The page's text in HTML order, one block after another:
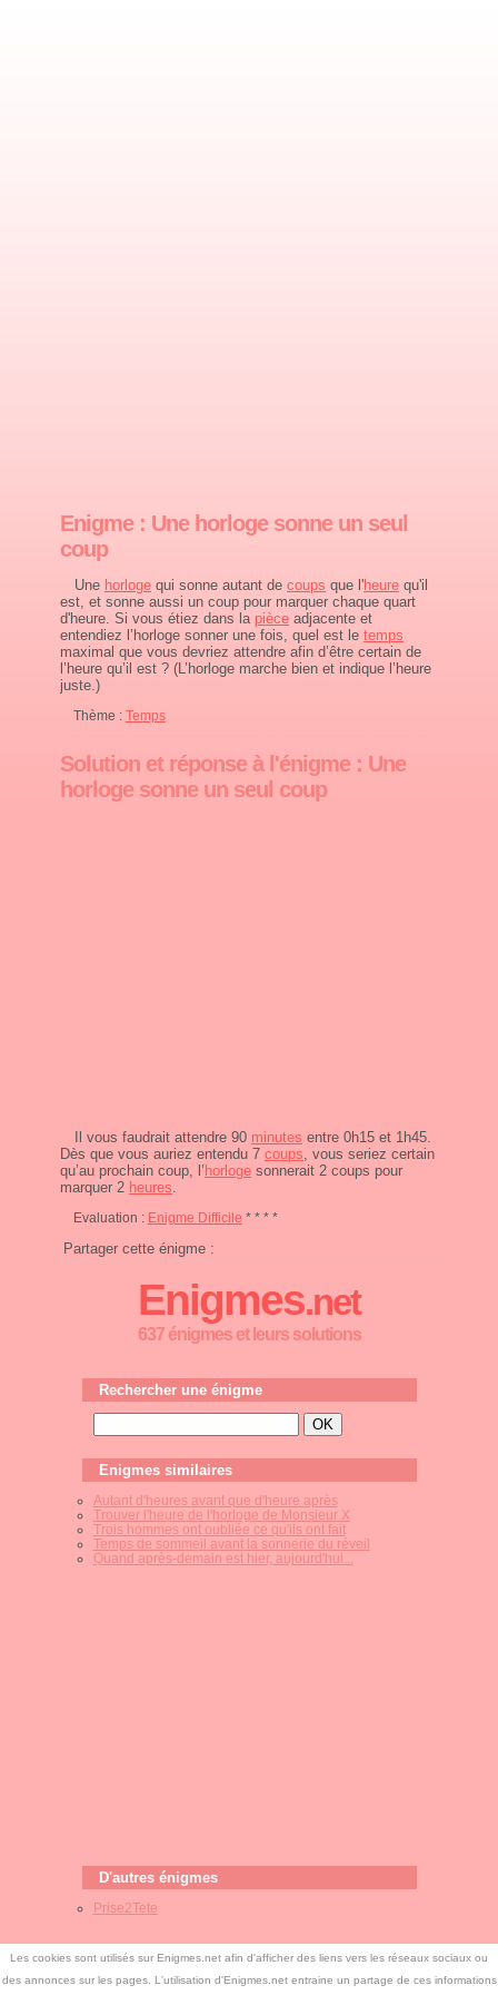
Enigme : Une horloge sonne un seul
coup
Une horloge qui sonne autant de coups que l'heure qu'il
est, et sonne aussi un coup pour marquer chaque quart
d'heure. Si vous étiez dans la pièce adjacente et
entendiez l’horloge sonner une fois, quel est le temps
maximal que vous devriez attendre afin d’être certain de
l’heure qu’il est ? (L’horloge marche bien et indique l’heure
juste.)
Thème : Temps
Solution et réponse à l'énigme : Une
horloge sonne un seul coup
Il vous faudrait attendre 90 minutes entre 0h15 et 1h45.
Dès que vous auriez entendu 7 coups , vous seriez certain
qu’au prochain coup, l’horloge sonnerait 2 coups pour
marquer 2 heures
Evaluation : Enigme Difficile * * * *
Partager cette énigme :
Enigmes.net
637 énigmes et leurs solutions
Rechercher une énigme
Enigmes similaires
Autant d'heures avant que d'heure après
Trouver l'heure de l'horloge de Monsieur X
Trois hommes ont oubliée ce qu'ils ont fait
Temps de sommeil avant la sonnerie du réveil
Quand après-demain est hier, aujourd'hui...
D'autres énigmes
Prise2Tete
Les cookies sont utilisés sur Enigmes.net afin d'afficher des liens vers les réseaux sociaux ou
des annonces sur les pages. L'utilisation d'Enigmes.net entraine un partage de ces informations